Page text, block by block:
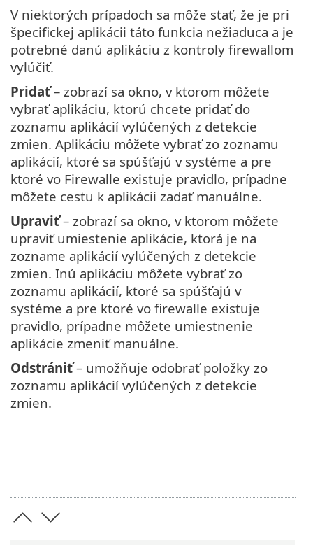
V niektorých prípadoch sa môže stať, že je pri
špecifickej aplikácii táto funkcia nežiaduca a je
potrebné danú aplikáciu z kontroly firewallom
vylúčiť.
Pridať– zobrazí sa okno, v ktorom môžete
vybrať aplikáciu, ktorú chcete pridať do
zoznamu aplikácií vylúčených z detekcie
zmien. Aplikáciu môžete vybrať zo zoznamu
aplikácií, ktoré sa spúšťajú v systéme a pre
ktoré vo Firewalle existuje pravidlo, prípadne
môžete cestu k aplikácii zadať manuálne.
Upraviť– zobrazí sa okno, v ktorom môžete
upraviť umiestenie aplikácie, ktorá je na
zozname aplikácií vylúčených z detekcie
zmien. Inú aplikáciu môžete vybrať zo
zoznamu aplikácií, ktoré sa spúšťajú v
systéme a pre ktoré vo firewalle existuje
pravidlo, prípadne môžete umiestnenie
aplikácie zmeniť manuálne.
Odstrániť– umožňuje odobrať položky zo
zoznamu aplikácií vylúčených z detekcie
zmien.